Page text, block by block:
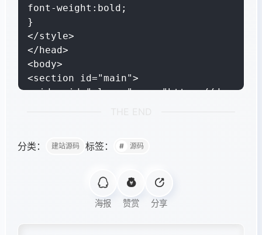
font-weight:bold;
}
</style>
</head>
<body>
<section id="main">
<video id="player" src="https://dwz.mk/
<button id="switch">连续: 开</
分类： 建站源码 标签： 源码
海报 赞赏 分享